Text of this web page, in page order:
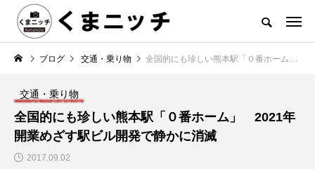
ブログ 交通・乗り物 全国的にも珍しい熊本駅「０番ホーム」 2021年開業めざす駅ビル開発で静かに消滅
交通・乗り物
全国的にも珍しい熊本駅「０番ホーム」 2021年
開業めざす駅ビル開発で静かに消滅
2017.09.02